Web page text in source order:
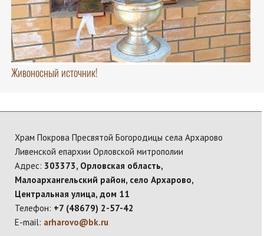
Живоносный источник!
Храм Покрова Пресвятой Богородицы села Архарово
Ливенской епархии Орловской митрополии
Адрес: 303373, Орловская область,
Малоархангельский район, село Архарово,
Центральная улица, дом 11
Телефон: +7 (48679) 2-57-42
E-mail: arharovo@bk.ru